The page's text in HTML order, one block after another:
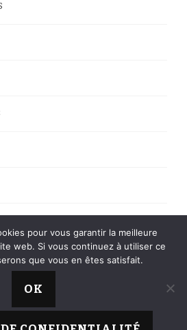
© Copyright 2013 - 2023 -
| Développé parBlossom
pour vous garantir la meilleure
web. Si vous continuez à utiliser ce
que vous en êtes satisfait.
OK